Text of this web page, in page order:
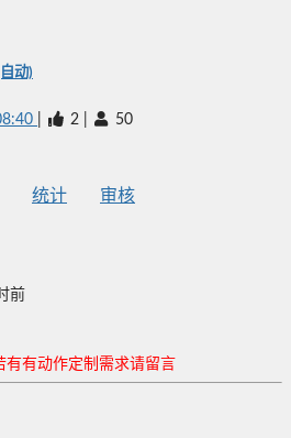
动)
2 50
统计 审核
前
有动作定制需求请留言